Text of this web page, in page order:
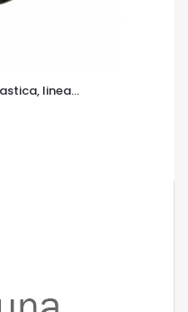
linea...